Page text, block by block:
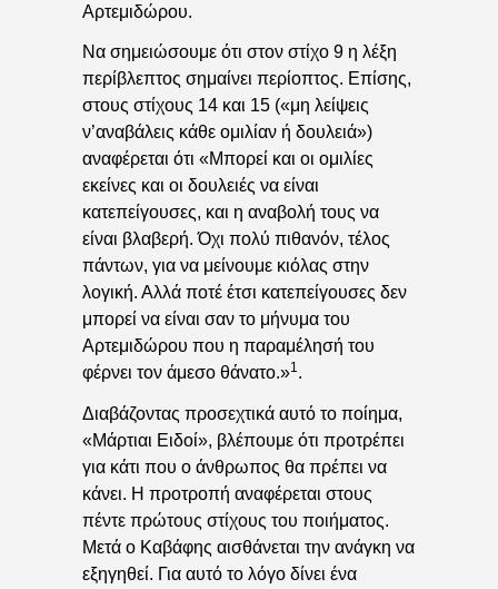
Αρτεμιδώρου.
Να σημειώσουμε ότι στον στίχο 9 η λέξη
περίβλεπτος σημαίνει περίοπτος. Επίσης,
στους στίχους 14 και 15 («μη λείψεις
ν’αναβάλεις κάθε ομιλίαν ή δουλειά»)
αναφέρεται ότι «Μπορεί και οι ομιλίες
εκείνες και οι δουλειές να είναι
κατεπείγουσες, και η αναβολή τους να
είναι βλαβερή. Όχι πολύ πιθανόν, τέλος
πάντων, για να μείνουμε κιόλας στην
λογική. Αλλά ποτέ έτσι κατεπείγουσες δεν
μπορεί να είναι σαν το μήνυμα του
Αρτεμιδώρου που η παραμέλησή του
φέρνει τον άμεσο θάνατο.»1.
Διαβάζοντας προσεχτικά αυτό το ποίημα,
«Μάρτιαι Ειδοί», βλέπουμε ότι προτρέπει
για κάτι που ο άνθρωπος θα πρέπει να
κάνει. Η προτροπή αναφέρεται στους
πέντε πρώτους στίχους του ποιήματος.
Μετά ο Καβάφης αισθάνεται την ανάγκη να
εξηγηθεί. Για αυτό το λόγο δίνει ένα